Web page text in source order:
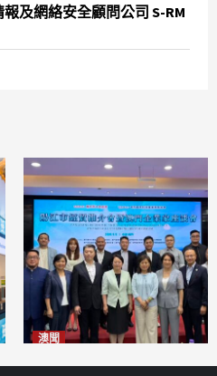
及網絡安全顧問公司 S-RM
澳聞